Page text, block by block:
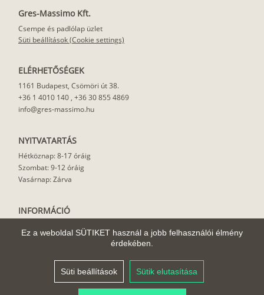
Ez a weboldal SÜTIKET használ a jobb felhasználói élmény
érdekében.
Süti beállítások Sütik elutasítása
Gres-Massimo Kft.
Csempe és padlólap üzlet
Süti beállítások (Cookie settings)
ELÉRHETŐSÉGEK
1161 Budapest, Csömöri út 38.
+36 1 4010 140 , +36 30 855 4869
info@gres-massimo.hu
NYITVATARTÁS
Hétköznap: 8-17 óráig
Szombat: 9-12 óráig
Vasárnap: Zárva
INFORMÁCIÓ
Felhasználási javaslat